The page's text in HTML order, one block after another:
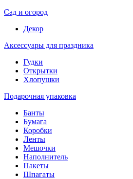
Сад и огород
Декор
Аксессуары для праздника
Гудки
Открытки
Хлопушки
Подарочная упаковка
Банты
Бумага
Коробки
Ленты
Мешочки
Наполнитель
Пакеты
Шпагаты